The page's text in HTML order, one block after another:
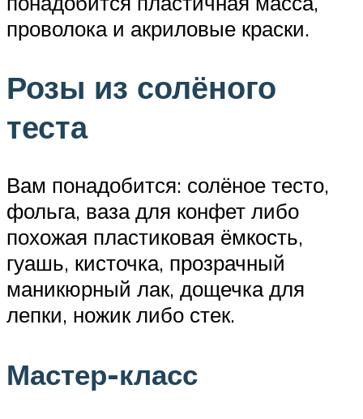
проволока и акриловые краски.
Розы из солёного
теста
Вам понадобится: солёное тесто,
фольга, ваза для конфет либо
похожая пластиковая ёмкость,
гуашь, кисточка, прозрачный
маникюрный лак, дощечка для
лепки, ножик либо стек.
Мастер-класс